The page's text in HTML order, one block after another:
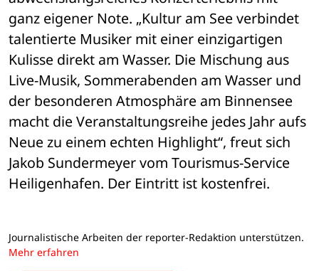
ganz eigener Note. „Kultur am See verbindet
talentierte Musiker mit einer einzigartigen
Kulisse direkt am Wasser. Die Mischung aus
Live-Musik, Sommerabenden am Wasser und
der besonderen Atmosphäre am Binnensee
macht die Veranstaltungsreihe jedes Jahr aufs
Neue zu einem echten Highlight“, freut sich
Jakob Sundermeyer vom Tourismus-Service
Heiligenhafen. Der Eintritt ist kostenfrei.
Journalistische Arbeiten der reporter-Redaktion unterstützen.
Mehr erfahren